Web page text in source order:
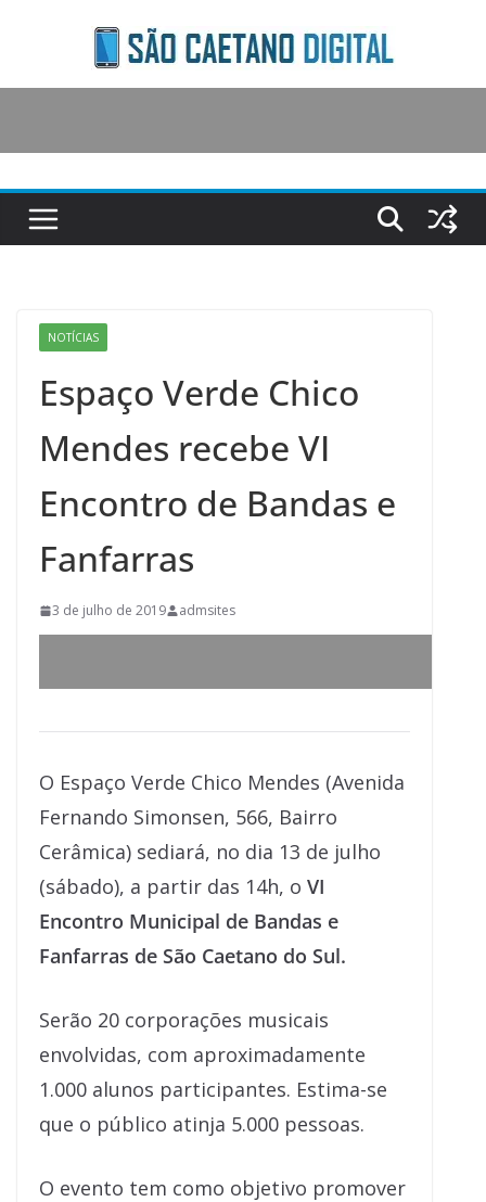
content
NOTÍCIAS
Espaço Verde Chico
Mendes recebe VI
Encontro de Bandas e
Fanfarras
3 de julho de 2019 admsites
O Espaço Verde Chico Mendes (Avenida
Fernando Simonsen, 566, Bairro
Cerâmica) sediará, no dia 13 de julho
(sábado), a partir das 14h, o VI
Encontro Municipal de Bandas e
Fanfarras de São Caetano do Sul.
Serão 20 corporações musicais
envolvidas, com aproximadamente
1.000 alunos participantes. Estima-se
que o público atinja 5.000 pessoas.
O evento tem como objetivo promover